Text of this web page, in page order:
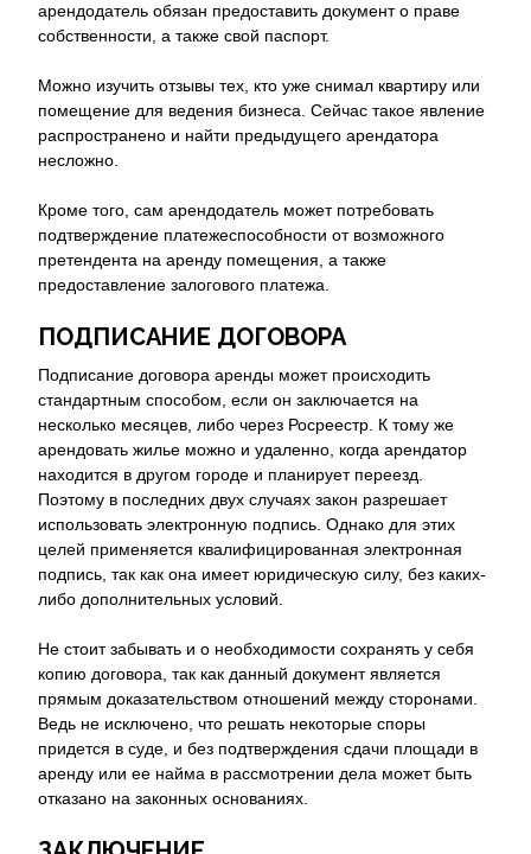
арендодатель обязан предоставить документ о праве
собственности, а также свой паспорт.
Можно изучить отзывы тех, кто уже снимал квартиру или
помещение для ведения бизнеса. Сейчас такое явление
распространено и найти предыдущего арендатора
несложно.
Кроме того, сам арендодатель может потребовать
подтверждение платежеспособности от возможного
претендента на аренду помещения, а также
предоставление залогового платежа.
ПОДПИСАНИЕ ДОГОВОРА
Подписание договора аренды может происходить
стандартным способом, если он заключается на
несколько месяцев, либо через Росреестр. К тому же
арендовать жилье можно и удаленно, когда арендатор
находится в другом городе и планирует переезд.
Поэтому в последних двух случаях закон разрешает
использовать электронную подпись. Однако для этих
целей применяется квалифицированная электронная
подпись, так как она имеет юридическую силу, без каких-
либо дополнительных условий.
Не стоит забывать и о необходимости сохранять у себя
копию договора, так как данный документ является
прямым доказательством отношений между сторонами.
Ведь не исключено, что решать некоторые споры
придется в суде, и без подтверждения сдачи площади в
аренду или ее найма в рассмотрении дела может быть
отказано на законных основаниях.